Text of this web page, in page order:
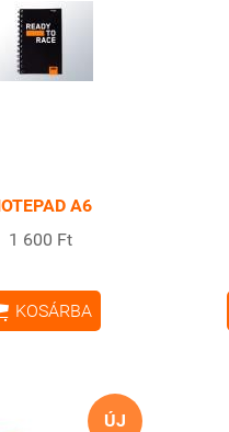
A6
1 600 Ft
KOSÁRBA
ÚJ